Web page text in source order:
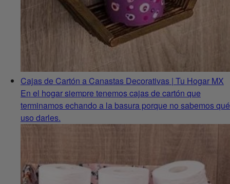
Cajas de Cartón a Canastas Decorativas | Tu Hogar MX
En el hogar siempre tenemos cajas de cartón que
terminamos echando a la basura porque no sabemos qué
uso darles.